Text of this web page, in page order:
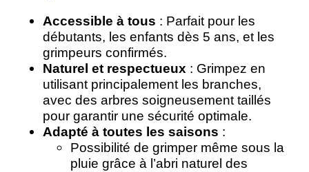
Accessible à tous : Parfait pour les
débutants, les enfants dès 5 ans, et les
grimpeurs confirmés.
Naturel et respectueux : Grimpez en
utilisant principalement les branches,
avec des arbres soigneusement taillés
pour garantir une sécurité optimale.
Adapté à toutes les saisons :
Possibilité de grimper même sous la
pluie grâce à l’abri naturel des